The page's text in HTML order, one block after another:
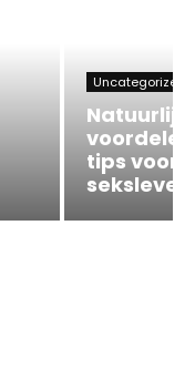
Uncategorized
tips voor
seksleven